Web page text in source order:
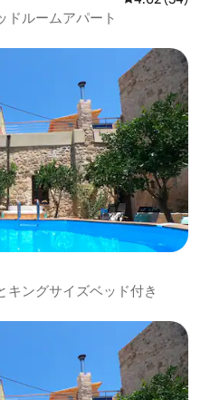
ドルームアパート
キングサイズベッド付き